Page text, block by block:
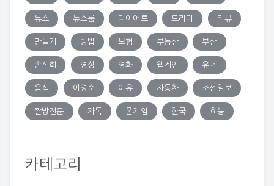
뉴스 뉴스룸 다이어트 드라마 리뷰
만들기 방법 보험 부동산 부산
손석희 영상 영화 웹게임 유머
음식 이명순 이유 자동차 조선일보
짤방전문 카톡 폰게임 한국 효능
카테고리